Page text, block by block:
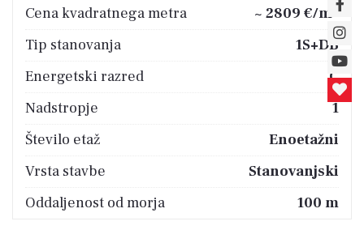
Cena kvadratnega metra ~ 2809 €/m 2
Tip stanovanja
1S+DB
Energetski razred
C
Nadstropje
1
Število etaž
Enoetažni
Vrsta stavbe
Stanovanjski
Oddaljenost od morja
100 m